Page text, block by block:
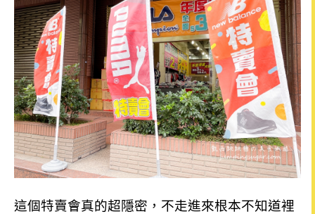
這個特賣會真的超隱密，不走進來根本不知道裡